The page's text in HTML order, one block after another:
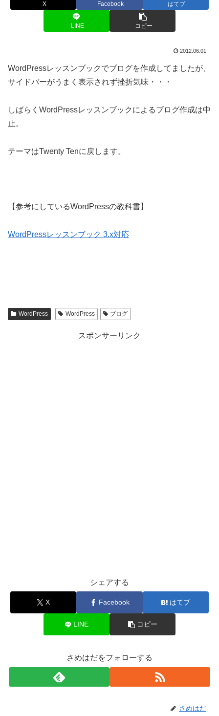
X Facebook はてブ
LINE コピー
2012.06.01
WordPressレッスンブックでブログを作成してましたが、
サイドバーがうまく表示されず挫折気味・・・
しばらくWordPressレッスンブックによるブログ作成は中
止。
テーマはTwenty Tenに戻します。
【参考にしているWordPressの教科書】
WordPressレッスンブック 3.x対応
WordPress WordPress ブログ
スポンサーリンク
シェアする
X Facebook はてブ
LINE コピー
さめはだをフォローする
さめはだ